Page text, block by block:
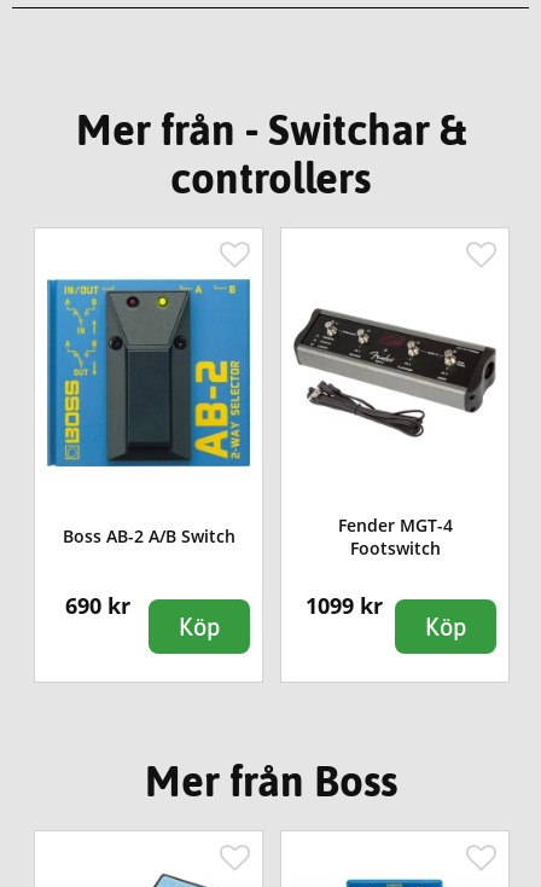
Mer från - Switchar &
controllers
Boss AB-2 A/B Switch
690 kr
Köp
Fender MGT-4
Footswitch
1099 kr
Köp
Mer från Boss